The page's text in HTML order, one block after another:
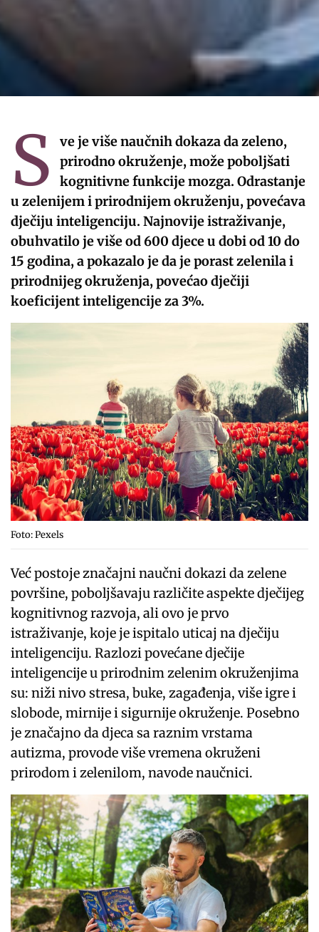
S
ve je više naučnih dokaza da zeleno,
prirodno okruženje, može poboljšati
kognitivne funkcije mozga. Odrastanje
u zelenijem i prirodnijem okruženju, povećava
dječiju inteligenciju. Najnovije istraživanje,
obuhvatilo je više od 600 djece u dobi od 10 do
15 godina, a pokazalo je da je porast zelenila i
prirodnijeg okruženja, povećao dječiji
koeficijent inteligencije za 3%.
Foto: Pexels
Već postoje značajni naučni dokazi da zelene
površine, poboljšavaju različite aspekte dječijeg
kognitivnog razvoja, ali ovo je prvo
istraživanje, koje je ispitalo uticaj na dječiju
inteligenciju. Razlozi povećane dječije
inteligencije u prirodnim zelenim okruženjima
su: niži nivo stresa, buke, zagađenja, više igre i
slobode, mirnije i sigurnije okruženje. Posebno
je značajno da djeca sa raznim vrstama
autizma, provode više vremena okruženi
prirodom i zelenilom, navode naučnici.